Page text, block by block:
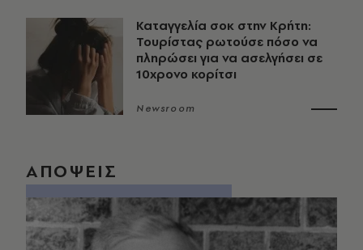
Καταγγελία σοκ στην Κρήτη:
Τουρίστας ρωτούσε πόσο να
πληρώσει για να ασελγήσει σε
10χρονο κορίτσι
Newsroom
ΑΠΟΨΕΙΣ